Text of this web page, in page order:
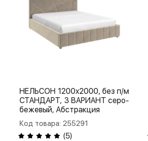
НЕЛЬСОН 1200х2000, без п/м
СТАНДАРТ, 3 ВАРИАНТ серо-
бежевый, Абстракция
Код товара: 255291
(5)